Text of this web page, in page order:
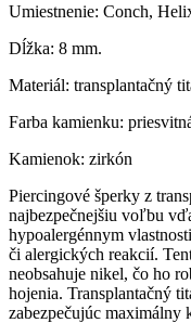
Umiestnenie: Conch,
Dĺžka: 8 mm.
Materiál: transplantačný
Farba kamienku: p
Kamienok: zirkón
Piercingové šperky z
najbezpečnejšiu voľbu
hypoalergénnym
či alergických reakcií.
neobsahuje nikel, čo ho
hojenia. Transplantačný
zabezpečujúc maximálny